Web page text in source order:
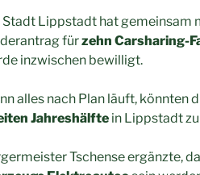
Stadt Lippstadt hat gemeinsam
fürzehn Carsharing-
inzwischen bewilligt.
alles nach Plan läuft, könnten
Jahreshälfte in Lippstadt
Tschense ergänzte,